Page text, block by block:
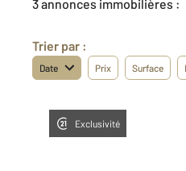
3 annonces immobilières :
Trier par :
Date Prix Surface
Exclusivité